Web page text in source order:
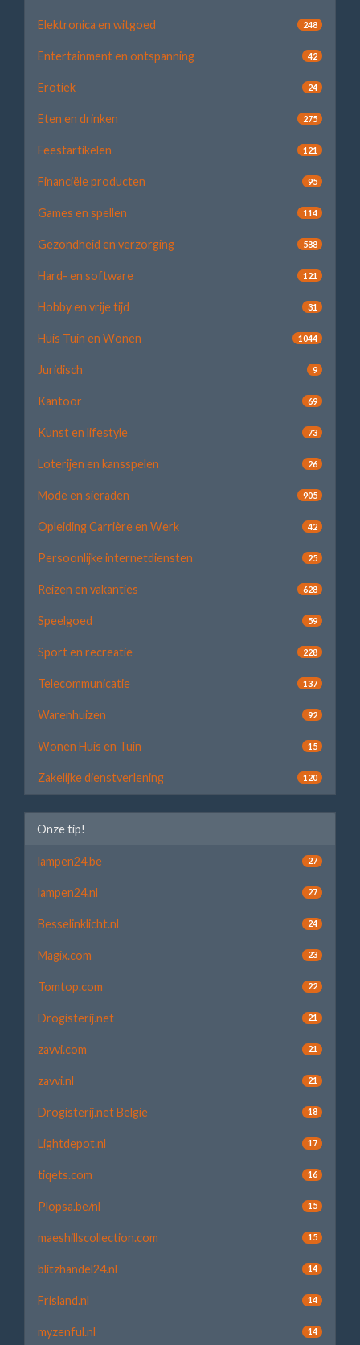
Elektronica en witgoed 248
Entertainment en ontspanning 42
Erotiek 24
Eten en drinken 275
Feestartikelen 121
Financiële producten 95
Games en spellen 114
Gezondheid en verzorging 588
Hard- en software 121
Hobby en vrije tijd 31
Huis Tuin en Wonen 1044
Juridisch 9
Kantoor 69
Kunst en lifestyle 73
Loterijen en kansspelen 26
Mode en sieraden 905
Opleiding Carrière en Werk 42
Persoonlijke internetdiensten 25
Reizen en vakanties 628
Speelgoed 59
Sport en recreatie 228
Telecommunicatie 137
Warenhuizen 92
Wonen Huis en Tuin 15
Zakelijke dienstverlening 120
Onze tip!
lampen24.be 27
lampen24.nl 27
Besselinklicht.nl 24
Magix.com 23
Tomtop.com 22
Drogisterij.net 21
zavvi.com 21
zavvi.nl 21
Drogisterij.net Belgie 18
Lightdepot.nl 17
tiqets.com 16
Plopsa.be/nl 15
maeshillscollection.com 15
blitzhandel24.nl 14
Frisland.nl 14
myzenful.nl 14